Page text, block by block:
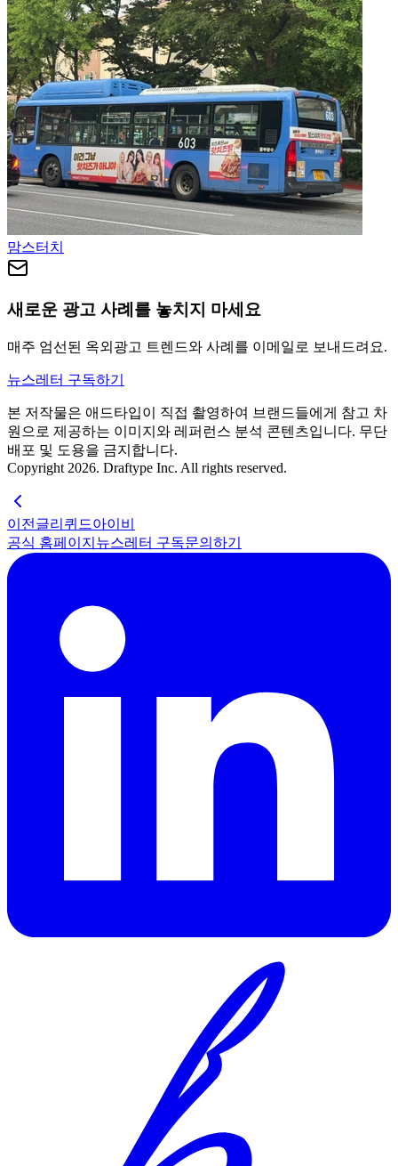
맘스터치
새로운 광고 사례를 놓치지 마세요
매주 엄선된 옥외광고 트렌드와 사례를 이메일로 보내드려요.
뉴스레터 구독하기
본 저작물은 애드타입이 직접 촬영하여 브랜드들에게 참고 차
원으로 제공하는 이미지와 레퍼런스 분석 콘텐츠입니다. 무단
배포 및 도용을 금지합니다.
Copyright 2026. Draftype Inc. All rights reserved.
이전글리퀴드아이비
공식 홈페이지 뉴스레터 구독문의하기